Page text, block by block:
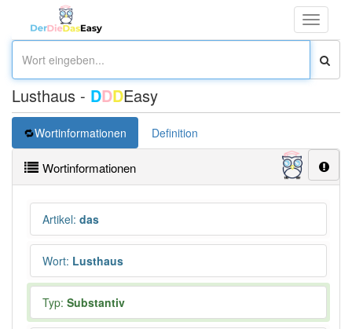
Toggle
Lusthaus - DDDEasy
Wortinformationen Definition
Wortinformationen
Artikel: das
Wort: Lusthaus
Typ: Substantiv